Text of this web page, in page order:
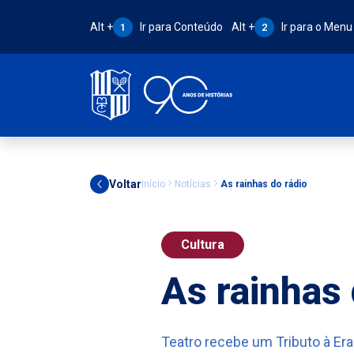
Atalho Alt + 1:
Alt + 1 Ir para Conteúdo Atalho Alt + 2:
Alt + 2 Ir para o Menu
Voltar Início Notícias As rainhas do rádio
Cultura
As rainhas
Teatro recebe um Tributo à